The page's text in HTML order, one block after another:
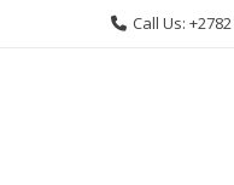
Call Us: +2782